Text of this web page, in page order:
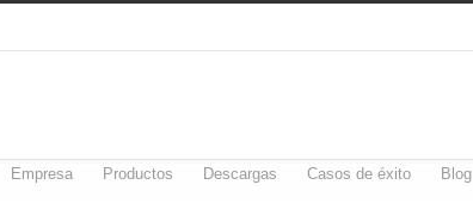
Empresa Productos Descargas Casos de éxito Blog